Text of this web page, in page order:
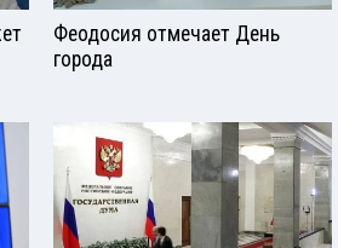
Феодосия отмечает День
города